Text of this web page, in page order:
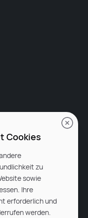
Cookies
zu
sowie
Ihre
erforderlich und
werden.